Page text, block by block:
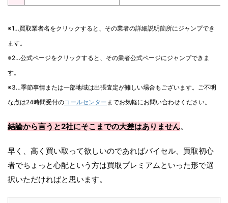
※1…買取業者名をクリックすると、その業者の詳細説明箇所にジャンプでき
ます。
※2…公式ページをクリックすると、その業者公式ページにジャンプできま
す。
※3…季節事情または一部地域は出張査定が難しい場合もございます。ご不明
な点は24時間受付のコールセンター までお気軽にお問い合わせください。
結論から言うと2社にそこまでの大差はありません。
早く、高く買い取って欲しいのであればバイセル、買取初心
者でちょっと心配という方は買取プレミアムといった形で選
択いただければと思います。